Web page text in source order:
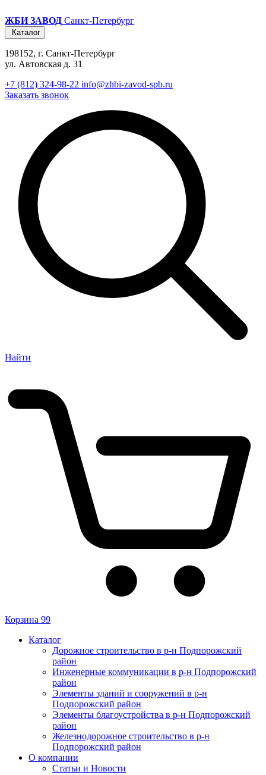
ЖБИ ЗАВОД Санкт-Петербург
Каталог
198152, г. Санкт-Петербург
ул. Автовская д. 31
+7 (812) 324-98-22 info@zhbi-zavod-spb.ru
Заказать звонок
Найти
Корзина 99
Каталог
Дорожное строительство в р-н Подпорожский
район
Инженерные коммуникации в р-н Подпорожский
район
Элементы зданий и сооружений в р-н
Подпорожский район
Элементы благоустройства в р-н Подпорожский
район
Железнодорожное строительство в р-н
Подпорожский район
О компании
Статьи и Новости